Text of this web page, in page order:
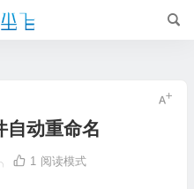
动重命名
1 阅读模式